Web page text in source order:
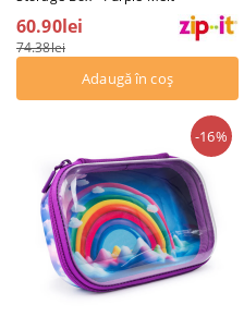
60.90lei
74.38lei
-16%